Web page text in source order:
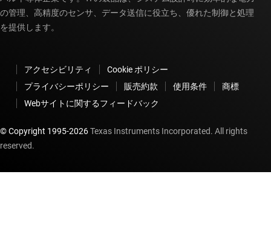
の管理、高精度のセンサ、データ送信に役立ち、優れた制御と処理
を提供します。
アクセシビリティ
Cookie ポリシー
プライバシーポリシー
販売約款 使用条件
商標
Webサイトに関するフィードバック
© Copyright 1995-2026Texas Instruments Incorporated. All rights
reserved.